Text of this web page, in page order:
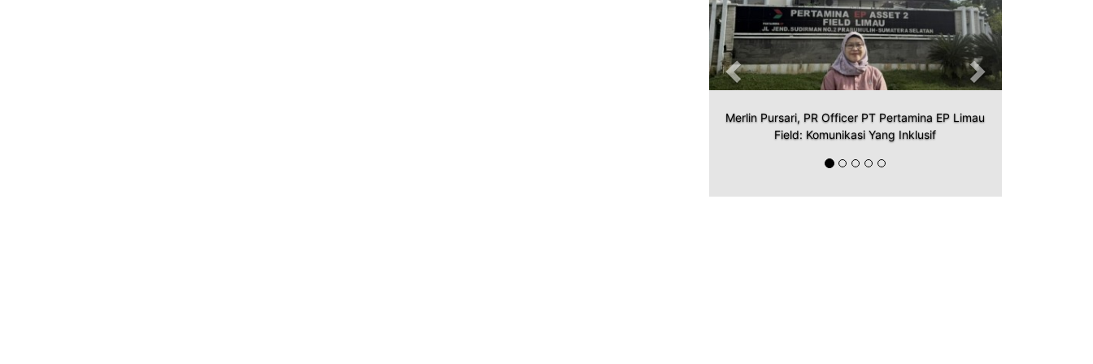
Merlin Pursari, PR Officer PT Pertamina EP Limau
Field: Komunikasi Yang Inklusif